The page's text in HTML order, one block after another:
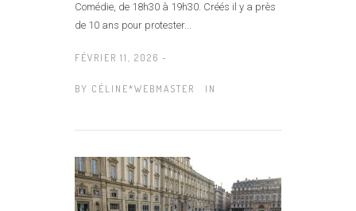
Comédie, de 18h30 à 19h30. Créés il y a près
de 10 ans pour protester...
FÉVRIER 11, 2026 -
BY CÉLINE*WEBMASTER IN